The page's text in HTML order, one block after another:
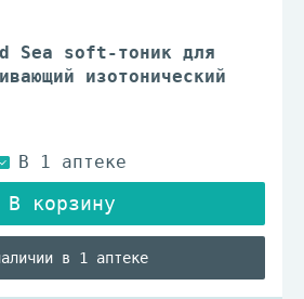
Sea soft-тоник для
изотонический
в 1 аптеке